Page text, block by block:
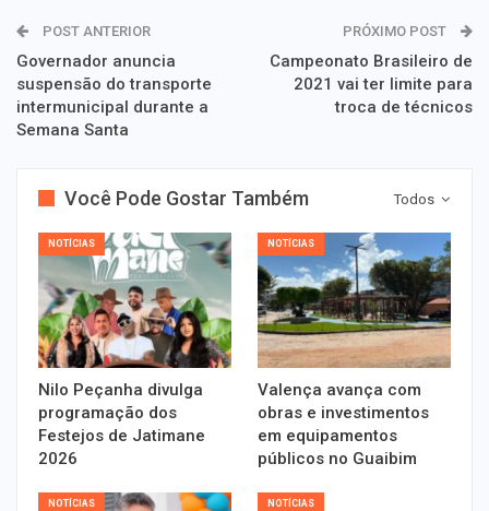
POST ANTERIOR
Governador anuncia
suspensão do transporte
intermunicipal durante a
Semana Santa
PRÓXIMO POST
Campeonato Brasileiro de
2021 vai ter limite para
troca de técnicos
Todos
Você Pode Gostar Também
NOTÍCIAS
Nilo Peçanha divulga
programação dos
Festejos de Jatimane
2026
NOTÍCIAS
Valença avança com
obras e investimentos
em equipamentos
públicos no Guaibim
NOTÍCIAS NOTÍCIAS